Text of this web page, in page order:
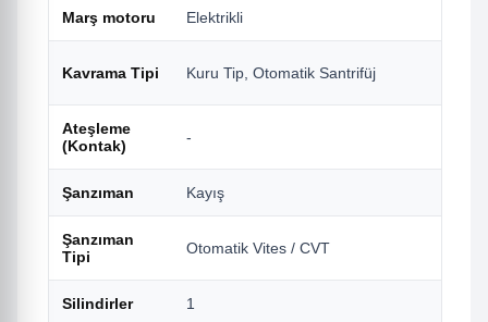
Marş motoru Elektrikli
Kavrama Tipi Kuru Tip, Otomatik Santrifüj
Ateşleme
(Kontak)
-
Şanzıman Kayış
Şanzıman
Tipi
Otomatik Vites / CVT
Silindirler 1